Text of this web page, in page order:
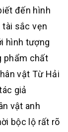
đến hình
sắc vẹn
hình tượng
phẩm chất
vật Từ Hải
giả
vật anh
bộc lộ rất rõ